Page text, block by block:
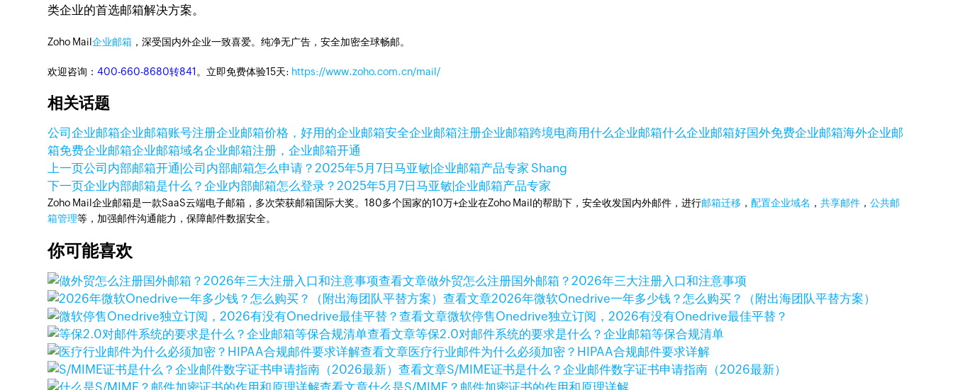
类企业的首选邮箱解决方案。
Zoho Mail企业邮箱 ，深受国内外企业一致喜爱。纯净无广告，安全加密全球畅邮。
欢迎咨询：400-660-8680转841 。立即免费体验15天: https://www.zoho.com.cn/mail/
相关话题
公司企业邮箱企业邮箱账号注册企业邮箱价格，好用的企业邮箱安全企业邮箱注册企业邮箱跨境电商用什么企业邮箱什么企业邮箱好国外免费企业邮箱海外企业邮
箱免费企业邮箱企业邮箱域名企业邮箱注册，企业邮箱开通
上一页公司内部邮箱开通|公司内部邮箱怎么申请？2025年5月7日马亚敏|企业邮箱产品专家 Shang
下一页企业内部邮箱是什么？企业内部邮箱怎么登录？2025年5月7日马亚敏|企业邮箱产品专家
Zoho Mail企业邮箱是一款SaaS云端电子邮箱，多次荣获邮箱国际大奖。180多个国家的10万+企业在Zoho Mail的帮助下，安全收发国内外邮件，进行邮箱迁移 ，配置企业域名 ，共享邮件 ，公共邮
箱管理等，加强邮件沟通能力，保障邮件数据安全。
你可能喜欢
查看文章做外贸怎么注册国外邮箱？2026年三大注册入口和注意事项
查看文章2026年微软Onedrive一年多少钱？怎么购买？（附出海团队平替方案）
查看文章微软停售Onedrive独立订阅，2026有没有Onedrive最佳平替？
查看文章等保2.0对邮件系统的要求是什么？企业邮箱等保合规清单
查看文章医疗行业邮件为什么必须加密？HIPAA合规邮件要求详解
查看文章S/MIME证书是什么？企业邮件数字证书申请指南（2026最新）
查看文章什么是S/MIME？邮件加密证书的作用和原理详解